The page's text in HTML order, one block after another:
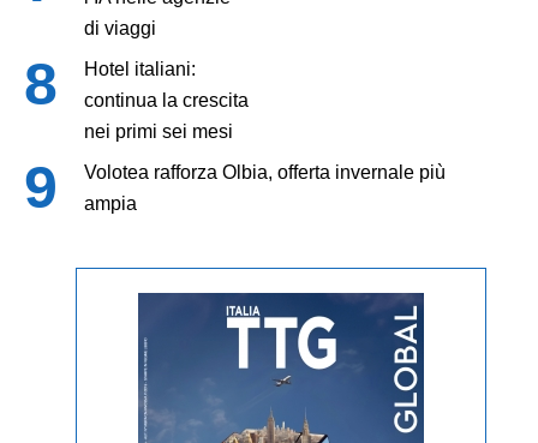
di viaggi
Hotel italiani:
continua la crescita
nei primi sei mesi
Volotea rafforza Olbia, offerta invernale più
ampia